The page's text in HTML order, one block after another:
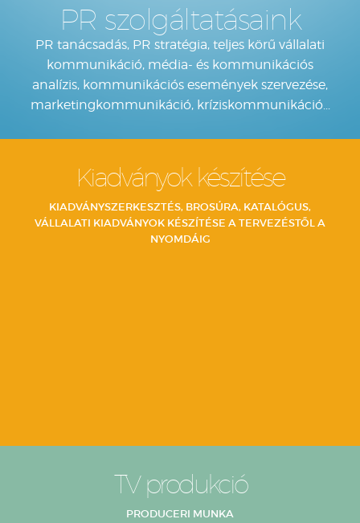
PR szolgáltatásaink
PR tanácsadás, PR stratégia, teljes körű vállalati
kommunikáció, média- és kommunikációs
analízis, kommunikációs események szervezése,
marketingkommunikáció, kríziskommunikáció...
Kiadványok készítése
KIADVÁNYSZERKESZTÉS, BROSÚRA, KATALÓGUS,
VÁLLALATI KIADVÁNYOK KÉSZÍTÉSE A TERVEZÉSTŐL A
NYOMDÁIG
TV produkció
PRODUCERI MUNKA